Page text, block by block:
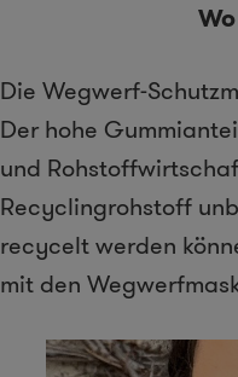
Die Wegwerf-
Der hohe
und
Recyclingrohstoff
recycelt werden
mit den